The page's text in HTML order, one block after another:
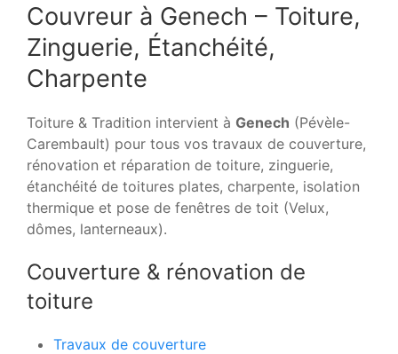
Couvreur à Genech – Toiture,
Zinguerie, Étanchéité,
Charpente
Toiture & Tradition intervient à Genech (Pévèle-
Carembault) pour tous vos travaux de couverture,
rénovation et réparation de toiture, zinguerie,
étanchéité de toitures plates, charpente, isolation
thermique et pose de fenêtres de toit (Velux,
dômes, lanterneaux).
Couverture & rénovation de
toiture
Travaux de couverture